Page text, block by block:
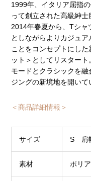
1999年、イタリア屈指
って創立された高級紳士
2014年春夏から、Tシャ
としながらよりカジュ
ことをコンセプトにし
ット＞としてリスタート
モードとクラシックを
ジングの新境地を開いて
＜商品詳細情報＞
サイズ S 肩
素材 ポリ